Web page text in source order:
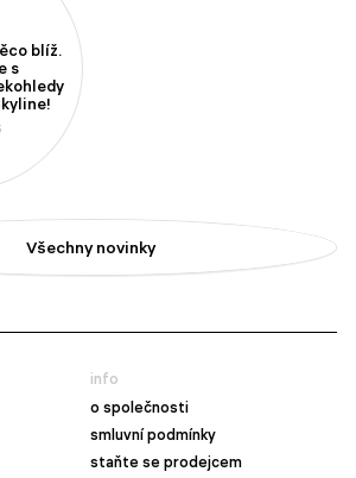
blíž.
s
Všechny novinky
info
o společnosti
smluvní podmínky
staňte se prodejcem